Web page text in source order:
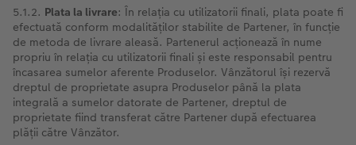
5.1.2. Plata la livrare: În relația cu utilizatorii finali, plata poate fi
efectuată conform modalităților stabilite de Partener, în funcție
de metoda de livrare aleasă. Partenerul acționează în nume
propriu în relația cu utilizatorii finali și este responsabil pentru
încasarea sumelor aferente Produselor. Vânzătorul își rezervă
dreptul de proprietate asupra Produselor până la plata
integrală a sumelor datorate de Partener, dreptul de
proprietate fiind transferat către Partener după efectuarea
plății către Vânzător.